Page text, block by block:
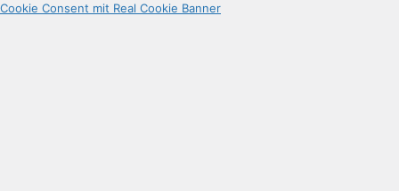
Cookie Consent mit Real Cookie Banner